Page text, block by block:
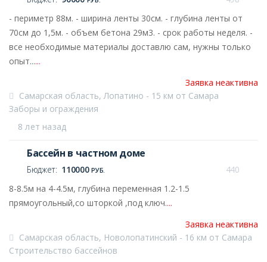
- периметр 88м. - ширина ленты 30см. - глубина ленты от
70см до 1,5м. - объем бетона 29м3. - срок работы неделя. -
все необходимые материалы доставлю сам, нужны только
опыт......
Заявка неактивна
8 лет назад
Самарская область, Лопатино - 15 км от Самара
Заборы и ограждения
Бассейн в частном доме
Бюджет: 110000РУБ.
440
8-8.5м на 4-4.5м, глубина переменная 1.2-1.5
прямоугольный,со шторкой ,под ключ....
Заявка неактивна
Самарская область, Новолопатинский - 16 км от Самара
Строительство бассейнов